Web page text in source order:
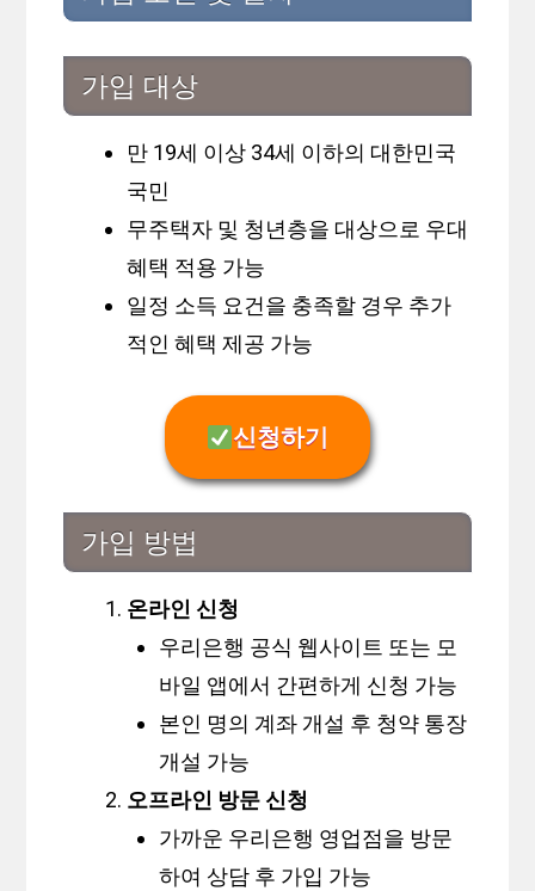
가입 대상
만 19세 이상 34세 이하의 대한민국
국민
무주택자 및 청년층을 대상으로 우대
혜택 적용 가능
일정 소득 요건을 충족할 경우 추가
적인 혜택 제공 가능
신청하기
가입 방법
온라인 신청
우리은행 공식 웹사이트 또는 모
바일 앱에서 간편하게 신청 가능
본인 명의 계좌 개설 후 청약 통장
개설 가능
오프라인 방문 신청
가까운 우리은행 영업점을 방문
하여 상담 후 가입 가능